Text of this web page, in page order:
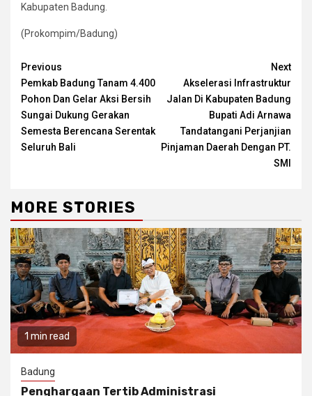
Kabupaten Badung.
(Prokompim/Badung)
Continue
Reading
Previous
Pemkab Badung Tanam 4.400
Pohon Dan Gelar Aksi Bersih
Sungai Dukung Gerakan
Semesta Berencana Serentak
Seluruh Bali
Next
Akselerasi Infrastruktur
Jalan Di Kabupaten Badung
Bupati Adi Arnawa
Tandatangani Perjanjian
Pinjaman Daerah Dengan PT.
SMI
MORE STORIES
1 min read
Badung
Penghargaan Tertib Administrasi